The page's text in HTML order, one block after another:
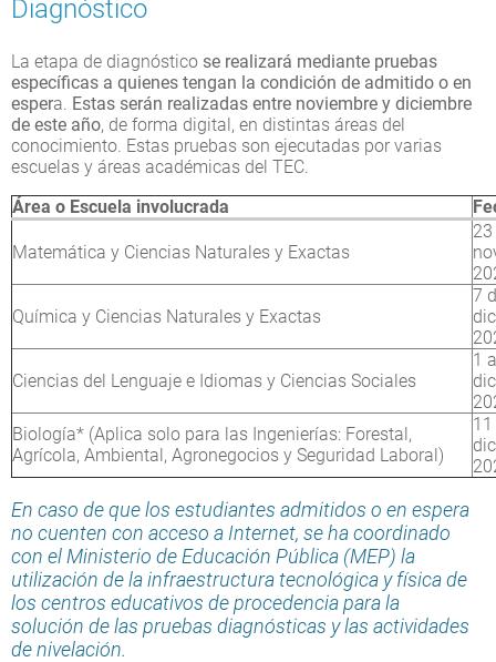
Diagnóstico
La etapa de diagnóstico se realizará mediante pruebas
específicas a quienes tengan la condición de admitido o en
espera. Estas serán realizadas entre noviembre y diciembre
de este año, de forma digital, en distintas áreas del
conocimiento. Estas pruebas son ejecutadas por varias
escuelas y áreas académicas del TEC.
Área o Escuela involucrada
Matemática y Ciencias Naturales y Exactas
Química y Ciencias Naturales y Exactas
7
Ciencias del Lenguaje e Idiomas y Ciencias Sociales
1
Biología* (Aplica solo para las Ingenierías: Forestal,
Agrícola, Ambiental, Agronegocios y Seguridad Laboral)
En caso de que los estudiantes admitidos o en espera
no cuenten con acceso a Internet, se ha coordinado
con el Ministerio de Educación Pública (MEP) la
utilización de la infraestructura tecnológica y física de
los centros educativos de procedencia para la
solución de las pruebas diagnósticas y las actividades
de nivelación.